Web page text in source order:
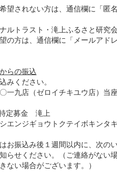
望されない方は、通信欄に「匿
ルトラスト・滝上ふるさと研究
の方は、通信欄に「メールアド
らの振込
みください。
一九店（ゼロイチキユウ店）
定募金 滝上
ギョウトクテイボキンタキ
お振込み後１週間以内に、次の
らせください。（ご連絡がない
ない場合がございます。）